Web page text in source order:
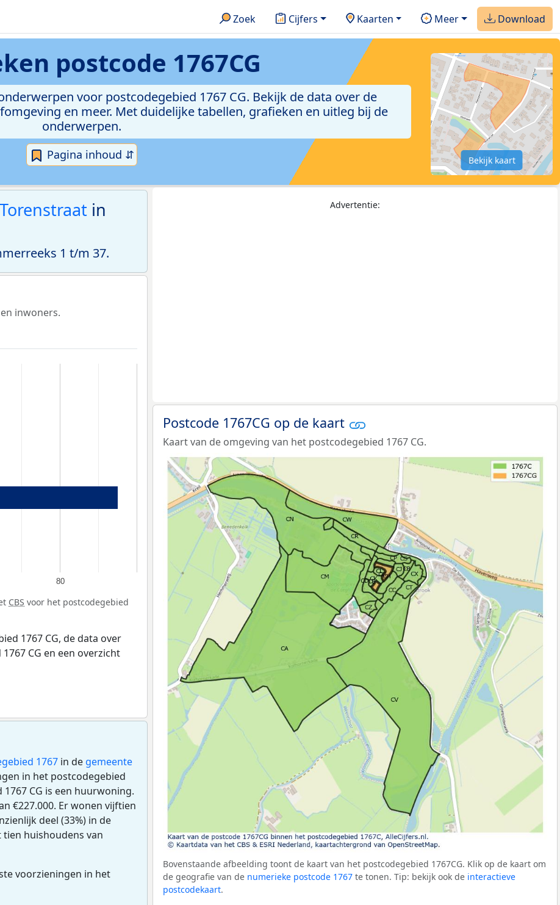
Zoek Cijfers Kaarten Meer Download
postcode 1767CG
voor postcodegebied 1767 CG. Bekijk de data over de
en meer. Met duidelijke tabellen, grafieken en uitleg bij de
onderwerpen.
Pagina inhoud ⇵ Bekijk kaart
Torenstraat in
1 t/m 37.
inwoners.
80
CBS voor het postcodegebied
1767 CG, de data over
CG en een overzicht
1767 in de gemeente
in het postcodegebied
CG is een huurwoning.
€227.000. Er wonen vijftien
deel (33%) in de
tien huishoudens van
voorzieningen in het
Advertentie:
Postcode 1767CG op de kaart
Kaart van de omgeving van het postcodegebied 1767 CG.
Bovenstaande afbeelding toont de kaart van het postcodegebied 1767CG. Klik op de kaart om
de geografie van de numerieke postcode 1767 te tonen. Tip: bekijk ook de interactieve
postcodekaart.